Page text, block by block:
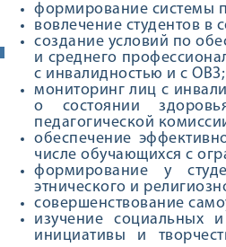
формирование системы
вовлечение студентов в
создание условий по
и среднего
с инвалидностью и с ОВЗ;
мониторинг лиц с
о состоянии
педагогической
обеспечение
числе обучающихся с
формирование у
этнического и
совершенствование
изучение социальных
инициативы и